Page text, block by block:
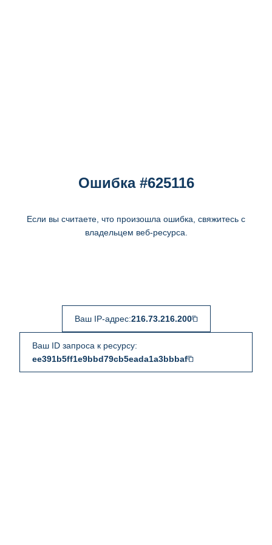
Ошибка #625116
Если вы считаете, что произошла ошибка, свяжитесь с
владельцем веб-ресурса.
Ваш IP-адрес:216.73.216.200
Ваш ID запроса к ресурсу:
ee391b5ff1e9bbd79cb5eada1a3bbbaf